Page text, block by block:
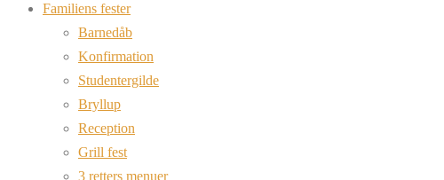
Familiens fester
Barnedåb
Konfirmation
Studentergilde
Bryllup
Reception
Grill fest
3 retters menuer